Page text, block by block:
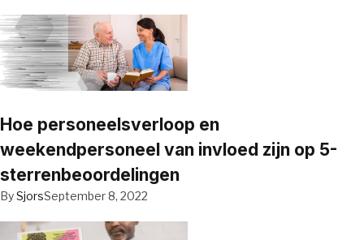
Hoe personeelsverloop en
weekendpersoneel van invloed zijn op 5-
sterrenbeoordelingen
BySjorsSeptember 8, 2022